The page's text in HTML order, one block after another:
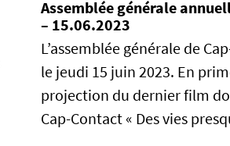
Assemblée générale
– 15.06.2023
L’assemblée générale de
le jeudi 15 juin 2023. En
projection du dernier film
Cap-Contact « Des vies